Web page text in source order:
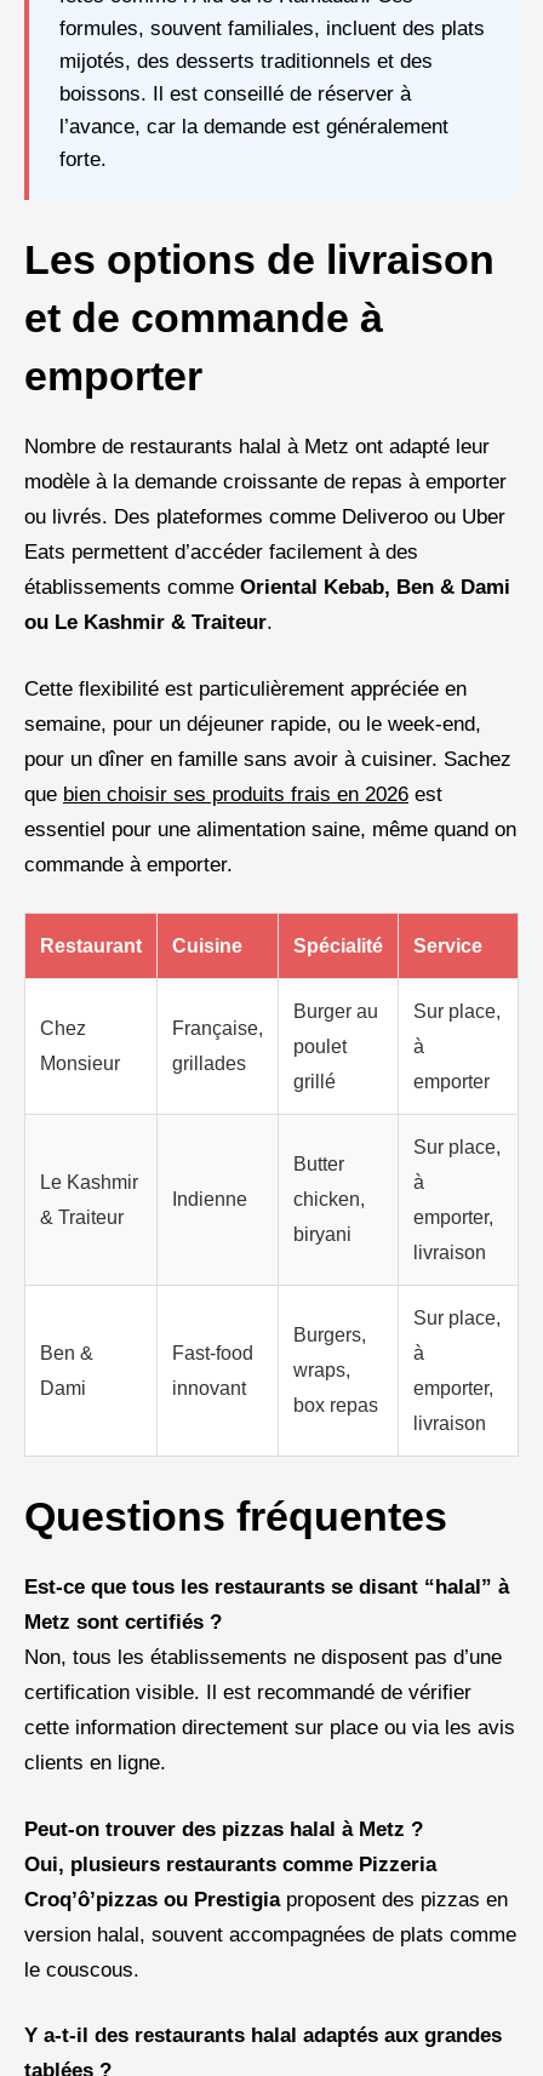
formules, souvent familiales, incluent des plats
mijotés, des desserts traditionnels et des
boissons. Il est conseillé de réserver à
l’avance, car la demande est généralement
forte.
Les options de livraison
et de commande à
emporter
Nombre de restaurants halal à Metz ont adapté leur
modèle à la demande croissante de repas à emporter
ou livrés. Des plateformes comme Deliveroo ou Uber
Eats permettent d’accéder facilement à des
établissements comme Oriental Kebab, Ben & Dami
ou Le Kashmir & Traiteur.
Cette flexibilité est particulièrement appréciée en
semaine, pour un déjeuner rapide, ou le week-end,
pour un dîner en famille sans avoir à cuisiner. Sachez
que bien choisir ses produits frais en 2026 est
essentiel pour une alimentation saine, même quand on
commande à emporter.
Restaurant Cuisine Spécialité Service
Chez
Monsieur
Française,
grillades
Burger au
poulet
grillé
Sur place,
à
emporter
Le Kashmir
& Traiteur
Indienne
Butter
chicken,
biryani
Sur place,
à
emporter,
livraison
Ben &
Dami
Fast-food
innovant
Burgers,
wraps,
box repas
Sur place,
à
emporter,
livraison
Questions fréquentes
Est-ce que tous les restaurants se disant “halal” à
Metz sont certifiés ?
Non, tous les établissements ne disposent pas d’une
certification visible. Il est recommandé de vérifier
cette information directement sur place ou via les avis
clients en ligne.
Peut-on trouver des pizzas halal à Metz ?
Oui, plusieurs restaurants comme Pizzeria
Croq’ô’pizzas ou Prestigiaproposent des pizzas en
version halal, souvent accompagnées de plats comme
le couscous.
Y a-t-il des restaurants halal adaptés aux grandes
tablées ?